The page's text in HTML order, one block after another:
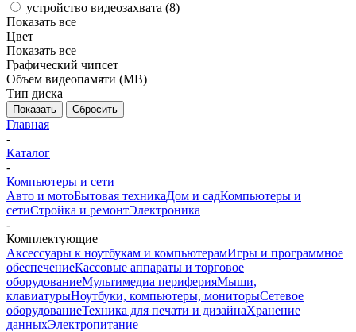
устройство видеозахвата (8)
Показать все
Цвет
Показать все
Графический чипсет
Объем видеопамяти (MB)
Тип диска
Показать Сбросить
Главная
-
Каталог
-
Компьютеры и сети
Авто и мотоБытовая техникаДом и садКомпьютеры и
сетиСтройка и ремонтЭлектроника
-
Комплектующие
Аксессуары к ноутбукам и компьютерамИгры и программное
обеспечениеКассовые аппараты и торговое
оборудованиеМультимедиа периферияМыши,
клавиатурыНоутбуки, компьютеры, мониторыСетевое
оборудованиеТехника для печати и дизайнаХранение
данныхЭлектропитание